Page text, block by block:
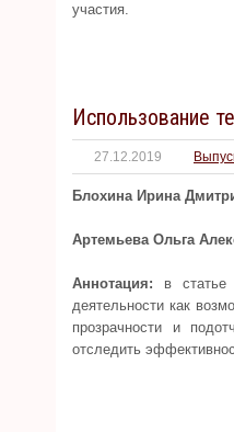
участия.
Использование
27.12.2019
Блохина Ирина
Артемьева Ольга
Аннотация: в статье
деятельности как
прозрачности и
отследить